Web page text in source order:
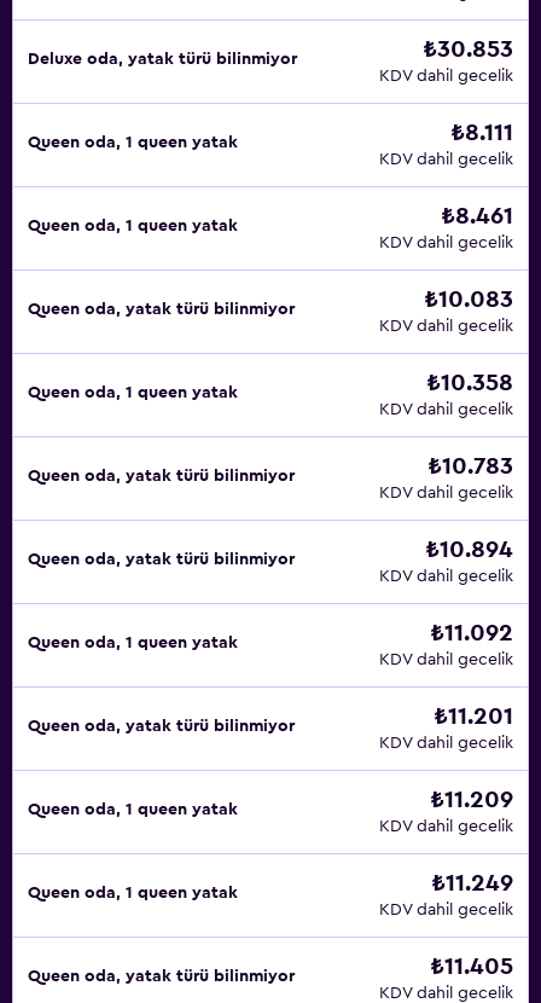
Deluxe oda, yatak türü bilinmiyor ₺30.853
KDV dahil gecelik
Queen oda, 1 queen yatak ₺8.111
KDV dahil gecelik
Queen oda, 1 queen yatak ₺8.461
KDV dahil gecelik
Queen oda, yatak türü bilinmiyor ₺10.083
KDV dahil gecelik
Queen oda, 1 queen yatak ₺10.358
KDV dahil gecelik
Queen oda, yatak türü bilinmiyor ₺10.783
KDV dahil gecelik
Queen oda, yatak türü bilinmiyor ₺10.894
KDV dahil gecelik
Queen oda, 1 queen yatak ₺11.092
KDV dahil gecelik
Queen oda, yatak türü bilinmiyor ₺11.201
KDV dahil gecelik
Queen oda, 1 queen yatak ₺11.209
KDV dahil gecelik
Queen oda, 1 queen yatak ₺11.249
KDV dahil gecelik
Queen oda, yatak türü bilinmiyor ₺11.405
KDV dahil gecelik